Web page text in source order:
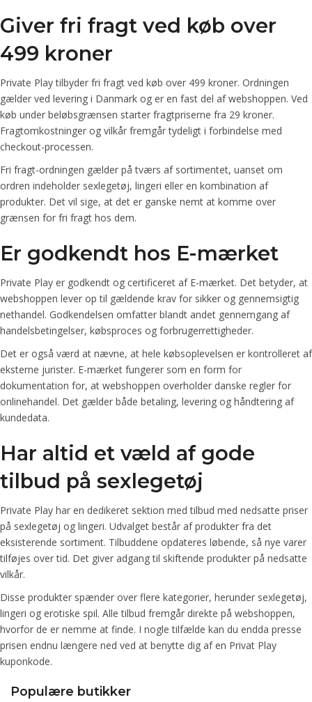
Giver fri fragt ved køb over
499 kroner
Private Play tilbyder fri fragt ved køb over 499 kroner. Ordningen
gælder ved levering i Danmark og er en fast del af webshoppen. Ved
køb under beløbsgrænsen starter fragtpriserne fra 29 kroner.
Fragtomkostninger og vilkår fremgår tydeligt i forbindelse med
checkout-processen.
Fri fragt-ordningen gælder på tværs af sortimentet, uanset om
ordren indeholder sexlegetøj, lingeri eller en kombination af
produkter. Det vil sige, at det er ganske nemt at komme over
grænsen for fri fragt hos dem.
Er godkendt hos E-mærket
Private Play er godkendt og certificeret af E-mærket. Det betyder, at
webshoppen lever op til gældende krav for sikker og gennemsigtig
nethandel. Godkendelsen omfatter blandt andet gennemgang af
handelsbetingelser, købsproces og forbrugerrettigheder.
Det er også værd at nævne, at hele købsoplevelsen er kontrolleret af
eksterne jurister. E-mærket fungerer som en form for
dokumentation for, at webshoppen overholder danske regler for
onlinehandel. Det gælder både betaling, levering og håndtering af
kundedata.
Har altid et væld af gode
tilbud på sexlegetøj
Private Play har en dedikeret sektion med tilbud med nedsatte priser
på sexlegetøj og lingeri. Udvalget består af produkter fra det
eksisterende sortiment. Tilbuddene opdateres løbende, så nye varer
tilføjes over tid. Det giver adgang til skiftende produkter på nedsatte
vilkår.
Disse produkter spænder over flere kategorier, herunder sexlegetøj,
lingeri og erotiske spil. Alle tilbud fremgår direkte på webshoppen,
hvorfor de er nemme at finde. I nogle tilfælde kan du endda presse
prisen endnu længere ned ved at benytte dig af en Privat Play
kuponkode.
Populære butikker